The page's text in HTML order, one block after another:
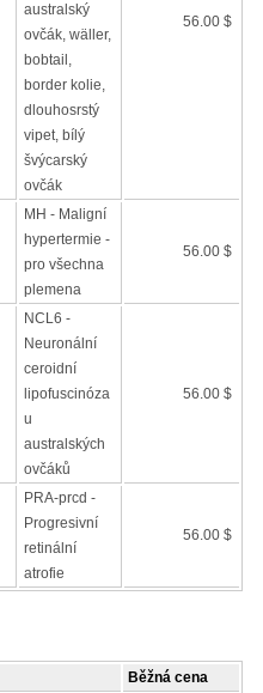
australský
ovčák, wäller,
bobtail,
border kolie,
dlouhosrstý
vipet, bílý
švýcarský
ovčák
56.00 $
MH - Maligní
hypertermie -
pro všechna
plemena
56.00 $
NCL6 -
Neuronální
ceroidní
lipofuscinóza
u
australských
ovčáků
56.00 $
PRA-prcd -
Progresivní
retinální
atrofie
56.00 $
Běžná cena